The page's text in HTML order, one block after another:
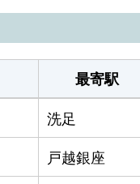
最寄駅
洗足
戸越銀座